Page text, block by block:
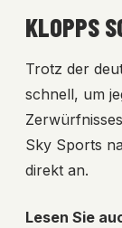
KLOPPS
Trotz der
schnell, um
Sky Sports
direkt an.
Lesen Sie